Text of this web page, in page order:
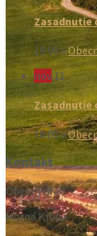
Zasadnutie
19:00v
nov11
Zasadnutie
18:00v
Kontakt
Obecný úrad
Horná Krupá